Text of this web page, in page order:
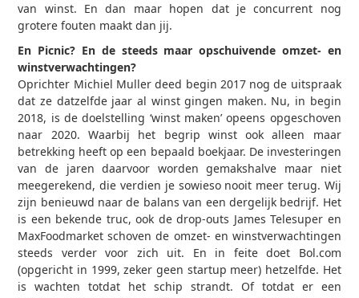
van winst. En dan maar hopen dat je concurrent nog
grotere fouten maakt dan jij.
En Picnic? En de steeds maar opschuivende omzet- en
winstverwachtingen?
Oprichter Michiel Muller deed begin 2017 nog de uitspraak
dat ze datzelfde jaar al winst gingen maken. Nu, in begin
2018, is de doelstelling ‘winst maken’ opeens opgeschoven
naar 2020. Waarbij het begrip winst ook alleen maar
betrekking heeft op een bepaald boekjaar. De investeringen
van de jaren daarvoor worden gemakshalve maar niet
meegerekend, die verdien je sowieso nooit meer terug. Wij
zijn benieuwd naar de balans van een dergelijk bedrijf. Het
is een bekende truc, ook de drop-outs James Telesuper en
MaxFoodmarket schoven de omzet- en winstverwachtingen
steeds verder voor zich uit. En in feite doet Bol.com
(opgericht in 1999, zeker geen startup meer) hetzelfde. Het
is wachten totdat het schip strandt. Of totdat er een